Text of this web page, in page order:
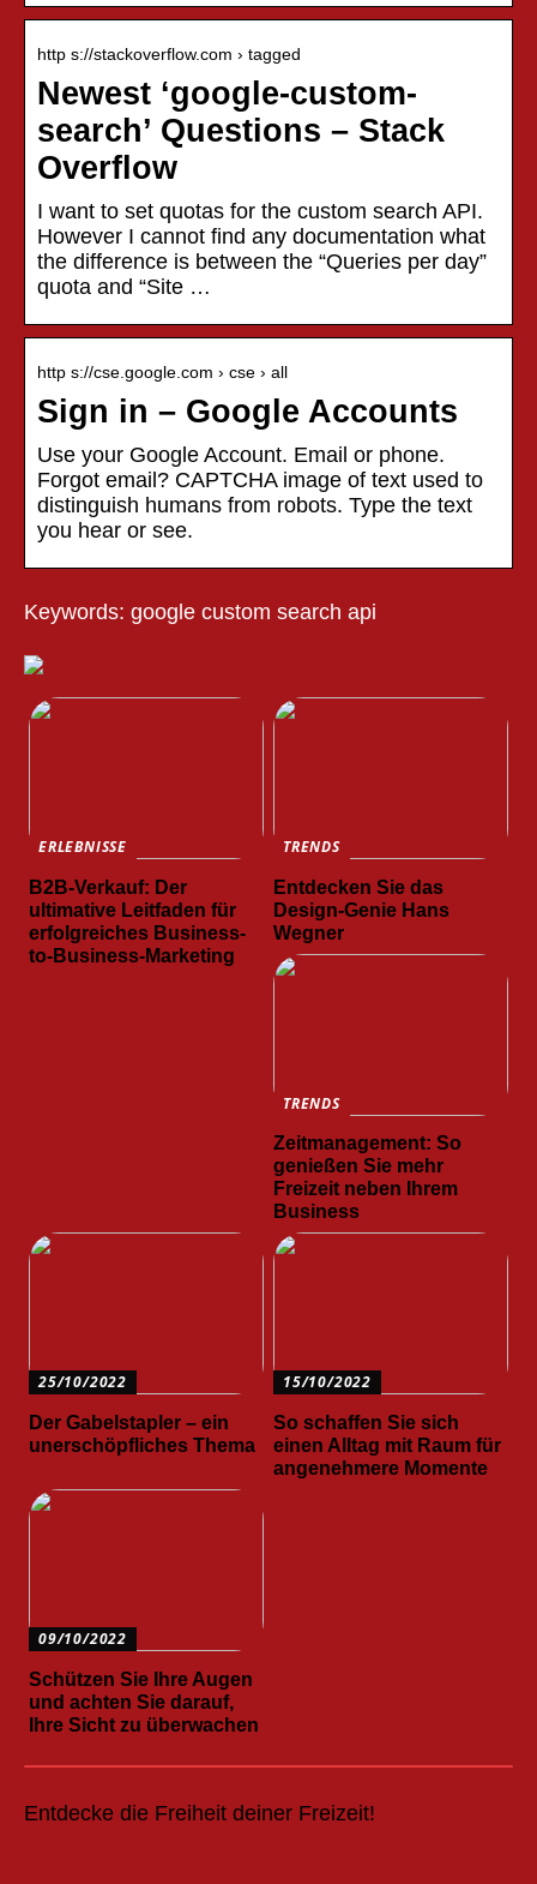
http s://stackoverflow.com › tagged
Newest ‘google-custom-
search’ Questions – Stack
Overflow
I want to set quotas for the custom search API.
However I cannot find any documentation what
the difference is between the “Queries per day”
quota and “Site …
http s://cse.google.com › cse › all
Sign in – Google Accounts
Use your Google Account. Email or phone.
Forgot email? CAPTCHA image of text used to
distinguish humans from robots. Type the text
you hear or see.
Keywords: google custom search api
ERLEBNISSE
B2B-Verkauf: Der
ultimative Leitfaden für
erfolgreiches Business-
to-Business-Marketing
TRENDS
Entdecken Sie das
Design-Genie Hans
Wegner
TRENDS
Zeitmanagement: So
genießen Sie mehr
Freizeit neben Ihrem
Business
25/10/2022
Der Gabelstapler – ein
unerschöpfliches Thema
15/10/2022
So schaffen Sie sich
einen Alltag mit Raum für
angenehmere Momente
09/10/2022
Schützen Sie Ihre Augen
und achten Sie darauf,
Ihre Sicht zu überwachen
Entdecke die Freiheit deiner Freizeit!